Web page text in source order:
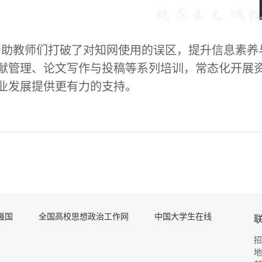
教师们打破了对知网使用的误区，提升信息素
管理、论文写作与投稿等系列培训，常态化开展
展提供更有力的支持。
国 全国高校思想政治工作网 中国大学生在线